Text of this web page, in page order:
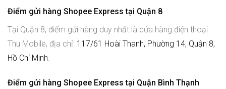
Điểm gửi hàng Shopee Express tại Quận 8
Tại Quận 8, điểm gửi hàng duy nhất là cửa hàng điện thoại
Thu Mobile, địa chỉ: 117/61 Hoài Thanh, Phường 14, Quận 8,
Hồ Chí Minh.
Điểm gửi hàng Shopee Express tại Quận Bình Thạnh